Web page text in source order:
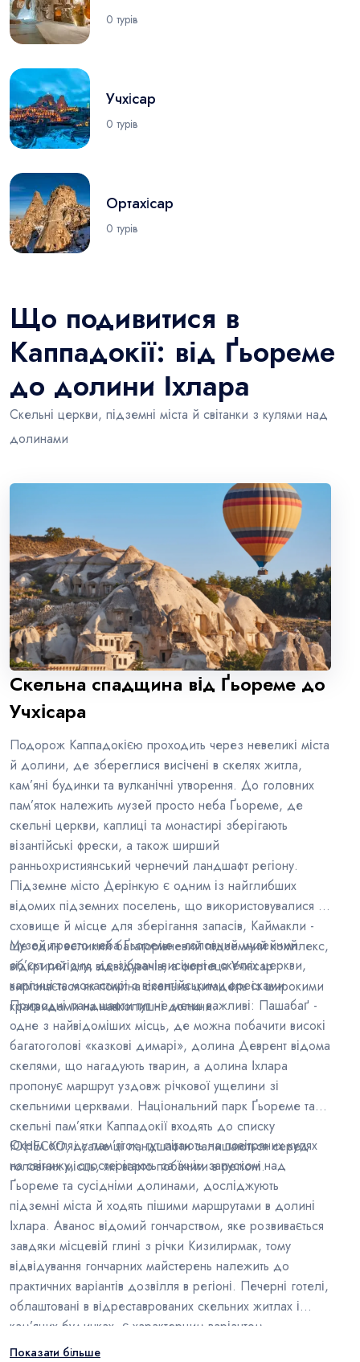
0 турів
Учхісар
0 турів
Ортахісар
0 турів
Що подивитися в
Каппадокії: від Ґьореме
до долини Іхлара
Скельні церкви, підземні міста й світанки з кулями над
долинами
Скельна спадщина від Ґьореме до
Учхісара
Подорож Каппадокією проходить через невеликі міста
й долини, де збереглися висічені в скелях житла,
кам’яні будинки та вулканічні утворення. До головних
пам’яток належить музей просто неба Ґьореме, де
скельні церкви, каплиці та монастирі зберігають
візантійські фрески, а також ширший
ранньохристиянський чернечий ландшафт регіону.
Підземне місто Дерінкую є одним із найглибших
відомих підземних поселень, що використовувалися як
сховище й місце для зберігання запасів, Каймакли -
ще один великий багаторівневий підземний комплекс,
відкритий для відвідувачів, а фортеця Учхісар
вирізняється як помітна скельна цитадель із широкими
краєвидами на навколишні долини.
Музей просто неба Ґьореме - головний музейний
об’єкт регіону, де зібрані висічені в скелях церкви,
каплиці та монастирі з візантійськими фресками.
Природні ландшафти тут не менш важливі: Пашабаґ -
одне з найвідоміших місць, де можна побачити високі
багатоголові «казкові димарі», долина Деврент відома
скелями, що нагадують тварин, а долина Іхлара
пропонує маршрут уздовж річкової ущелини зі
скельними церквами. Національний парк Ґьореме та
скельні пам’ятки Каппадокії входять до списку
ЮНЕСКО, і саме ці ландшафти залишаються серед
головних місць, які варто побачити в регіоні.
Окрім огляду пам’яток, тут літають на повітряних кулях
на світанку, спостерігають за їхнім запуском над
Ґьореме та сусідніми долинами, досліджують
підземні міста й ходять пішими маршрутами в долині
Іхлара. Аванос відомий гончарством, яке розвивається
завдяки місцевій глині з річки Кизилирмак, тому
відвідування гончарних майстерень належить до
практичних варіантів дозвілля в регіоні. Печерні готелі,
облаштовані в відреставрованих скельних житлах і
кам’яних будинках, є характерним варіантом
проживання, а тесті-кебабі - м’ясна страва, яку готують у
Показати більше